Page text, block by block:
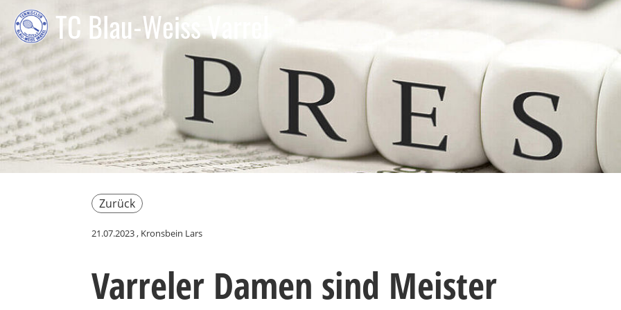
TC Blau-Weiss Varrel
Zurück
21.07.2023, Kronsbein Lars
Varreler Damen sind Meister